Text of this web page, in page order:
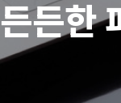
든든한